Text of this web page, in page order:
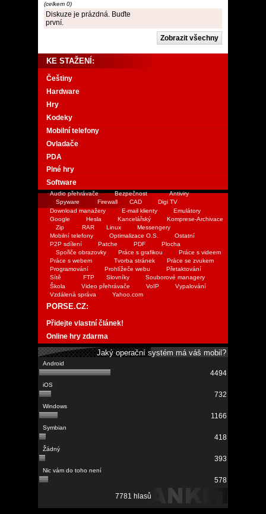
(celkem 0)
Diskuze je prázdná. Buďte
první.
KE STAŽENÍ:
Češtiny
Hardware
Hry
Kodeky
Mobilní telefony
Ovladače
PDA
Plné hry
Software
Audio přehrávače Bezpečnost
Antiviry
Spyware
Firewall CAD
Digi TV
Download manažery
E-mail klienty
Emulátory
Google
Hesla Kancelářský
Komprese-Archivace
Zip
RAR Linux
Messengery
Mobilní telefony
Optimalizace O.S.
Ostatní
P2P sdílení
Patche PDF
Plocha
Spořiče obrazovky
Práce s grafikou
Práce s videem
Práce s webem
Tvorba stránek
Práce se zvukem
Programování
Prohlížeče webu
Přetaktování
Sítě
FTP Slovníky
Souborové managery
Škola
Video přehrávače VoIP
Vypalování
Vzdálená správa
Yahoo.com
PORSE.CZ:
Přidejte vlastní článek!
Online hry zdarma
Jaký operační systém má váš mobil?
4494
732
1166
418
393
578
7781 hlasů